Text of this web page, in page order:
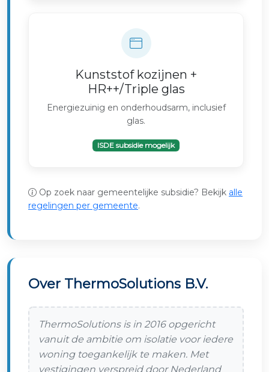
Kunststof kozijnen +
HR++/Triple glas
Energiezuinig en onderhoudsarm, inclusief
glas.
ISDE subsidie mogelijk
Op zoek naar gemeentelijke subsidie? Bekijk alle
regelingen per gemeente.
Over ThermoSolutions B.V.
ThermoSolutions is in 2016 opgericht
vanuit de ambitie om isolatie voor iedere
woning toegankelijk te maken. Met
vestigingen verspreid door Nederland